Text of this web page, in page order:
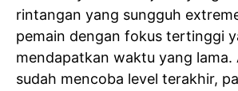
rintangan yang sungguh
pemain dengan fokus tertinggi
mendapatkan waktu yang lama.
sudah mencoba level terakhir,